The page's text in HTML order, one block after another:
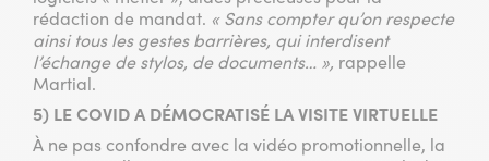
rédaction de mandat. « Sans compter qu’on respecte
ainsi tous les gestes barrières, qui interdisent
l’échange de stylos, de documents… », rappelle
Martial.
5) LE COVID A DÉMOCRATISÉ LA VISITE VIRTUELLE
À ne pas confondre avec la vidéo promotionnelle, la